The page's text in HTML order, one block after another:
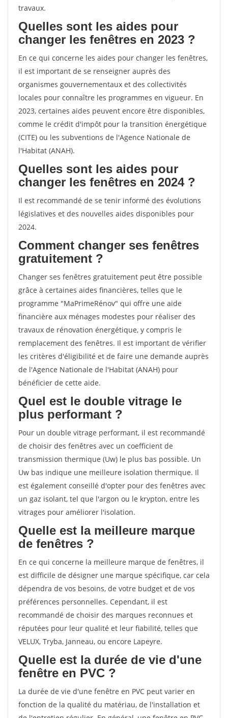
travaux.
Quelles sont les aides pour
changer les fenêtres en 2023 ?
En ce qui concerne les aides pour changer les fenêtres,
il est important de se renseigner auprès des
organismes gouvernementaux et des collectivités
locales pour connaître les programmes en vigueur. En
2023, certaines aides peuvent encore être disponibles,
comme le crédit d'impôt pour la transition énergétique
(CITE) ou les subventions de l'Agence Nationale de
l'Habitat (ANAH).
Quelles sont les aides pour
changer les fenêtres en 2024 ?
Il est recommandé de se tenir informé des évolutions
législatives et des nouvelles aides disponibles pour
2024.
Comment changer ses fenêtres
gratuitement ?
Changer ses fenêtres gratuitement peut être possible
grâce à certaines aides financières, telles que le
programme "MaPrimeRénov" qui offre une aide
financière aux ménages modestes pour réaliser des
travaux de rénovation énergétique, y compris le
remplacement des fenêtres. Il est important de vérifier
les critères d'éligibilité et de faire une demande auprès
de l'Agence Nationale de l'Habitat (ANAH) pour
bénéficier de cette aide.
Quel est le double vitrage le
plus performant ?
Pour un double vitrage performant, il est recommandé
de choisir des fenêtres avec un coefficient de
transmission thermique (Uw) le plus bas possible. Un
Uw bas indique une meilleure isolation thermique. Il
est également conseillé d'opter pour des fenêtres avec
un gaz isolant, tel que l'argon ou le krypton, entre les
vitrages pour améliorer l'isolation.
Quelle est la meilleure marque
de fenêtres ?
En ce qui concerne la meilleure marque de fenêtres, il
est difficile de désigner une marque spécifique, car cela
dépendra de vos besoins, de votre budget et de vos
préférences personnelles. Cependant, il est
recommandé de choisir des marques reconnues et
réputées pour leur qualité et leur fiabilité, telles que
VELUX, Tryba, Janneau, ou encore Lapeyre.
Quelle est la durée de vie d'une
fenêtre en PVC ?
La durée de vie d'une fenêtre en PVC peut varier en
fonction de la qualité du matériau, de l'installation et